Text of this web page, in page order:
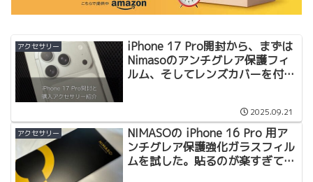
アクセサリー
iPhone 17 Pro開封から、まずは
Nimasoのアンチグレア保護フィ
ルム、そしてレンズカバーを付け
2025.09.21
アクセサリー
NIMASOの iPhone 16 Pro 用ア
ンチグレア保護強化ガラスフィル
ムを試した。貼るのが楽すぎて使